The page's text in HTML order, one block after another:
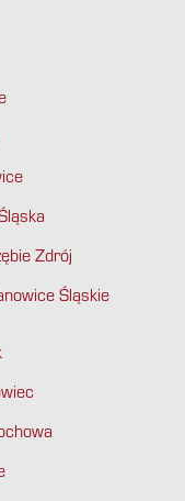
Zdrój
Śląskie